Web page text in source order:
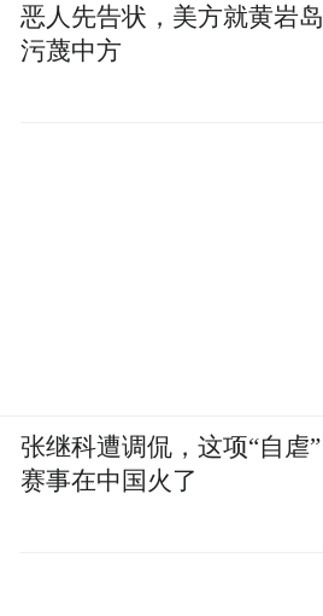
恶人先告状，美方就黄岩岛
污蔑中方
张继科遭调侃，这项“自虐”
赛事在中国火了